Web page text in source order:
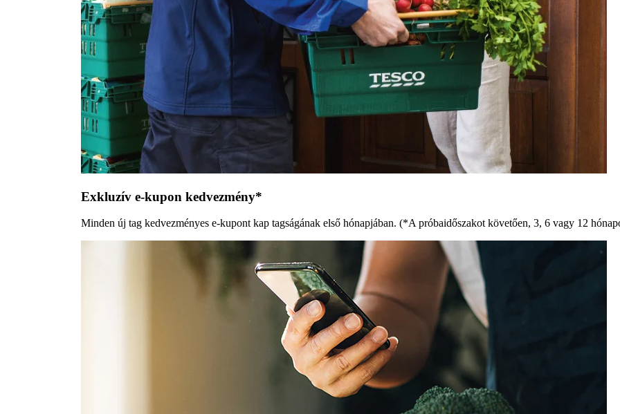
Exkluzív e-kupon kedvezmény*
Minden új tag kedvezményes e-kupont kap tagságának első hónapjában. (*A próbaidőszakot követően, 3, 6 vagy 12